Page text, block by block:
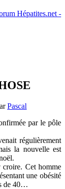
Hépatites.net -
Pascal
par le pôle
régulièrement
la nouvelle est
croire. Cet homme
une obésité
de 40…